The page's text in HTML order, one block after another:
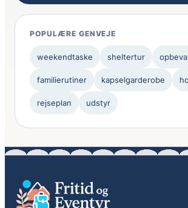
POPULÆRE GENVEJE
weekendtaske sheltertur
familierutiner kapselgarderobe
rejseplan udstyr